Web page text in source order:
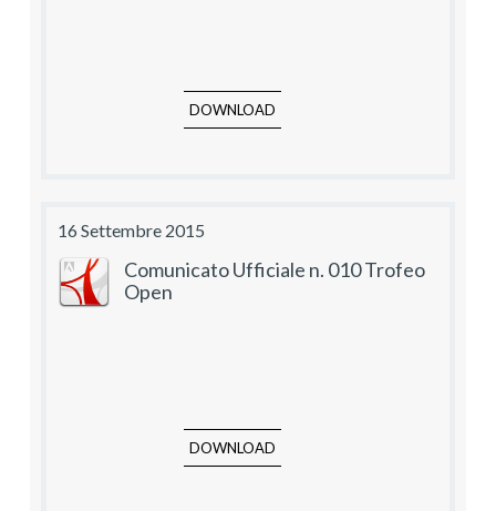
DOWNLOAD
16 Settembre 2015
Comunicato Ufficiale n. 010 Trofeo
Open
DOWNLOAD